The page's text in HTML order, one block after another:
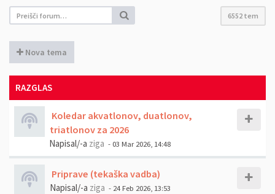
6552 tem
Nova tema
RAZGLAS
Koledar akvatlonov, duatlonov,
triatlonov za 2026
Napisal/-a ziga - 03 Mar 2026, 14:48
Priprave (tekaška vadba)
Napisal/-a ziga - 24 Feb 2026, 13:53